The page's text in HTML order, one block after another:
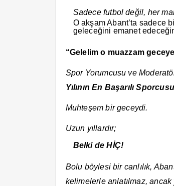
Sadece futbol değil, her
O akşam Abant’ta sadece
geleceğini emanet
“Gelelim o muazzam
Spor Yorumcusu ve
Yılının En Başarılı
Muhteşem bir geceydi.
Uzun yıllardır;
Belki de HİÇ!
Bolu böylesi bir canlılık,
kelimelerle anlatılmaz, ancak